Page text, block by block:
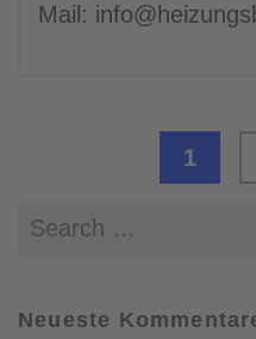
Mail:
1
Search
for:
Neueste